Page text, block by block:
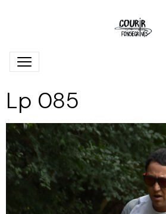
Lp 085